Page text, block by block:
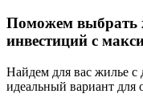
Поможем выбрать
инвестиций с
Найдем для вас жилье с
идеальный вариант для